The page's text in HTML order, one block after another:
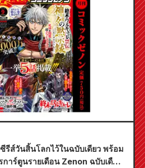
รีส์วันสิ้นโลกไว้ในฉบับเดียว พร้อม
าร์ตูนรายเดือน Zenon ฉบับเดือน